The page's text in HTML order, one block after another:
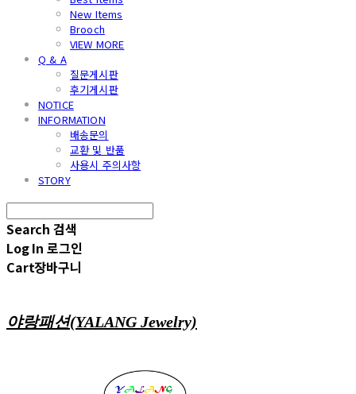
New Items
Brooch
VIEW MORE
Q & A
질문게시판
후기게시판
NOTICE
INFORMATION
배송문의
교환 및 반품
사용시 주의사항
STORY
Search 검색
Log In 로그인
Cart장바구니
야랑패션(YALANG Jewelry)